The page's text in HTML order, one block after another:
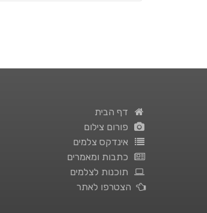
דף הבית
פורום צילום
אינדקס צלמים
כתבות ומאמרים
תוכנות לצלמים
הצטרפו לאתר